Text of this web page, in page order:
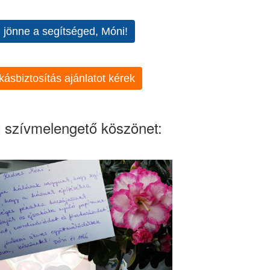
jönne a segítséged, Móni!
ajánlatot kérek
szívmelengető köszönet: